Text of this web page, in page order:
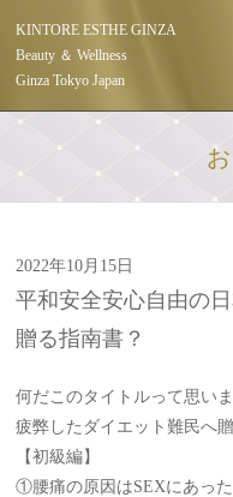
KINTORE ESTHE GINZA
Beauty ＆ Wellness
Ginza Tokyo Japan
2022年10月15日
平和安全安心自由の
贈る指南書？
何だこのタイトルって思い
疲弊したダイエット難民へ
【初級編】
①腰痛の原因はSEXにあった